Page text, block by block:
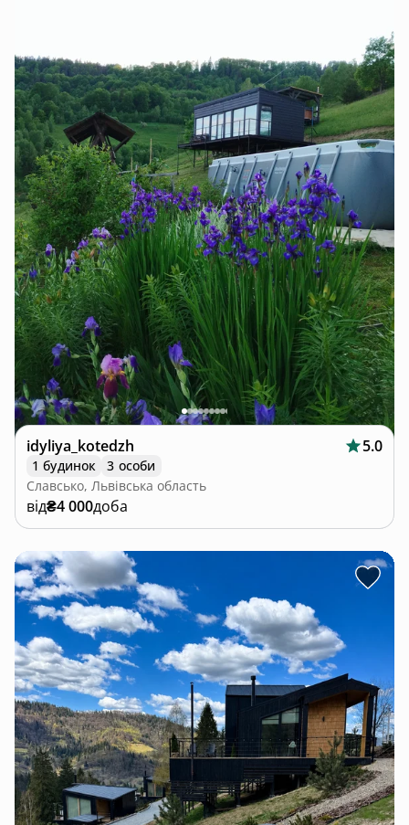
idyliya_kotedzh 5.0
1 будинок
3 особи
Славсько, Львівська область
від₴4 000доба